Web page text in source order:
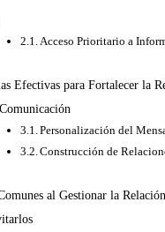
Acceso Prioritario a
Efectivas para Fortalecer la
Personalización del
Construcción de
al Gestionar la